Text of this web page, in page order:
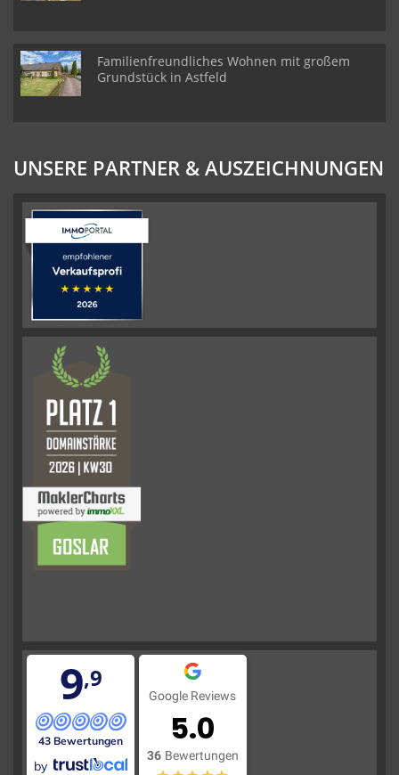
Familienfreundliches Wohnen mit großem
Grundstück in Astfeld
UNSERE PARTNER & AUSZEICHNUNGEN
9,9
43 Bewertungen
by
Google Reviews
5.0
36 Bewertungen